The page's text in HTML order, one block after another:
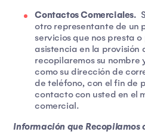
Contactos Comerciales.
otro representante de un
servicios que nos presta
asistencia en la provisión
recopilaremos su nombre
como su dirección de
de teléfono, con el fin de
contacto con usted en el
comercial.
Información que Recopilamos